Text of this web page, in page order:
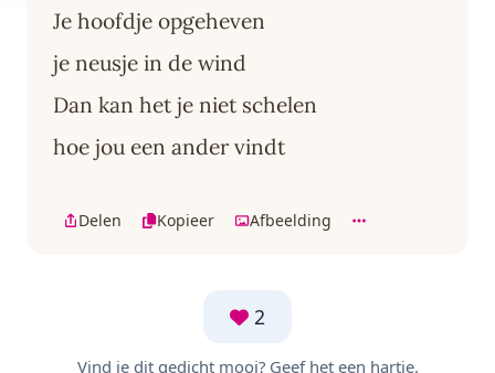
Je hoofdje opgeheven
je neusje in de wind
Dan kan het je niet schelen
hoe jou een ander vindt
Delen Kopieer Afbeelding
2
Vind je dit gedicht mooi? Geef het een hartje.